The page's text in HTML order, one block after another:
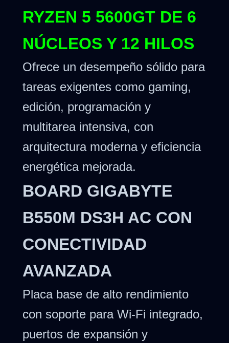
RYZEN 5 5600GT DE 6
NÚCLEOS Y 12 HILOS
Ofrece un desempeño sólido para
tareas exigentes como gaming,
edición, programación y
multitarea intensiva, con
arquitectura moderna y eficiencia
energética mejorada.
BOARD GIGABYTE
B550M DS3H AC CON
CONECTIVIDAD
AVANZADA
Placa base de alto rendimiento
con soporte para Wi-Fi integrado,
puertos de expansión y